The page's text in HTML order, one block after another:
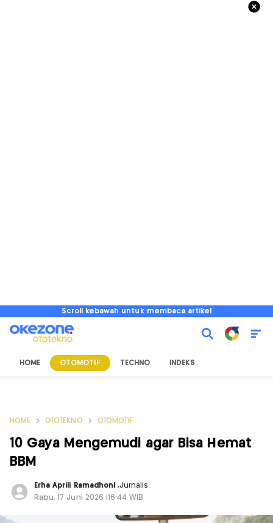
Scroll kebawah untuk membaca artikel
HOME OTOMOTIF TECHNO INDEKS
HOME OTOTEKNO OTOMOTIF
10 Gaya Mengemudi agar Bisa Hemat
BBM
Erha Aprili Ramadhoni,Jurnalis
Rabu, 17 Juni 2026 |16:44 WIB